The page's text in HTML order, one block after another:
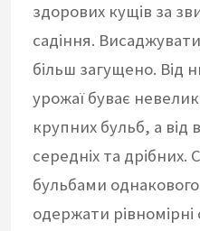
здорових кущів за
садіння.
більш загущено. Від
урожаї буває
крупних бульб, а від
середніх та
бульбами
одержати рівномірні